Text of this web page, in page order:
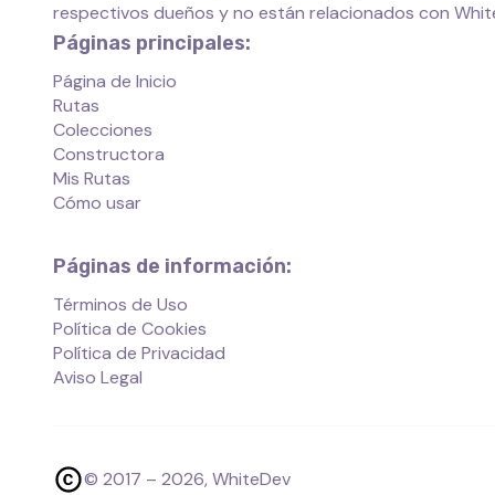
respectivos dueños y no están relacionados con
Páginas principales:
Página de Inicio
Rutas
Colecciones
Constructora
Mis Rutas
Cómo usar
Páginas de información:
Términos de Uso
Política de Cookies
Política de Privacidad
Aviso Legal
© 2017 – 2026, WhiteDev